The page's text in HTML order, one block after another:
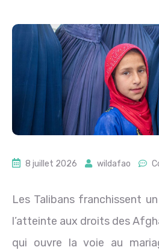
8 juillet 2026 wildafao
Les Talibans franchissent
l’atteinte aux droits des
qui ouvre la voie au